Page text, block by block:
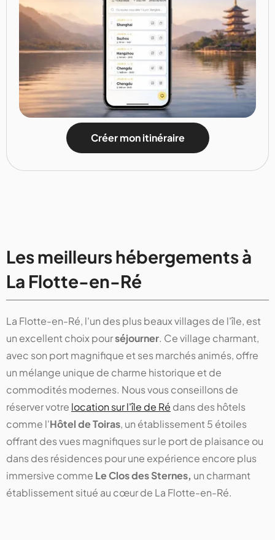
Créer mon itinéraire
Les meilleurs hébergements à
La Flotte-en-Ré
La Flotte-en-Ré, l'un des plus beaux villages de l'île, est
un excellent choix pourséjourner. Ce village charmant,
avec son port magnifique et ses marchés animés, offre
un mélange unique de charme historique et de
commodités modernes. Nous vous conseillons de
réserver votre location sur l'île de Ré dans des hôtels
comme l'Hôtel de Toiras, un établissement 5 étoiles
offrant des vues magnifiques sur le port de plaisance ou
dans des résidences pour une expérience encore plus
immersive comme Le Clos des Sternes, un charmant
établissement situé au cœur de La Flotte-en-Ré.